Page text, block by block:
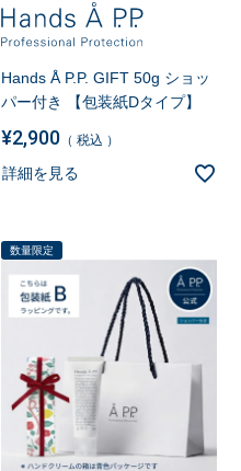
Hands Å P.P. GIFT 50g ショッ
パー付き 【包装紙Dタイプ】
¥2,900 税込
詳細を見る
数量限定